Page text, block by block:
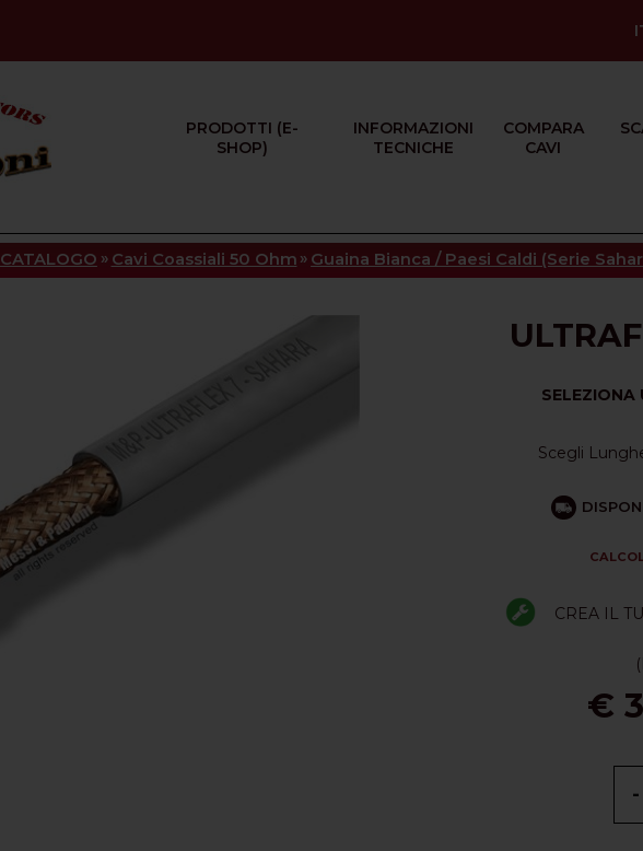
PRODOTTI (E-
SHOP)
INFORMAZIONI
TECNICHE
COMPARA
CAVI
CATALOGO » Cavi Coassiali 50 Ohm » Guaina Bianca / Paesi Caldi (Serie
SELEZIONA
Scegli
CREA IL
€
-